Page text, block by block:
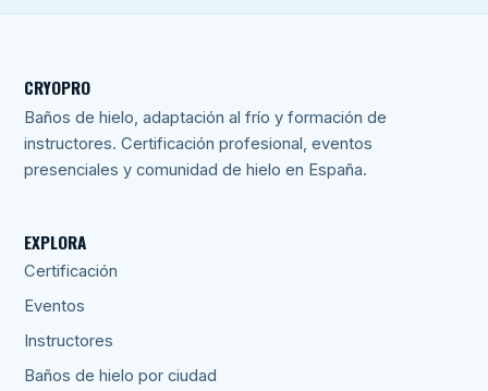
CRYOPRO
Baños de hielo, adaptación al frío y formación de
instructores. Certificación profesional, eventos
presenciales y comunidad de hielo en España.
EXPLORA
Certificación
Eventos
Instructores
Baños de hielo por ciudad